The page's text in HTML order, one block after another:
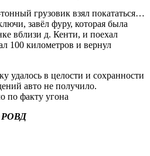
грузовик взял покататься…
завёл фуру, которая была
вблизи д. Кенти, и поехал
100 километров и вернул
удалось в целости и сохранности
авто не получило.
по факту угона
РОВД